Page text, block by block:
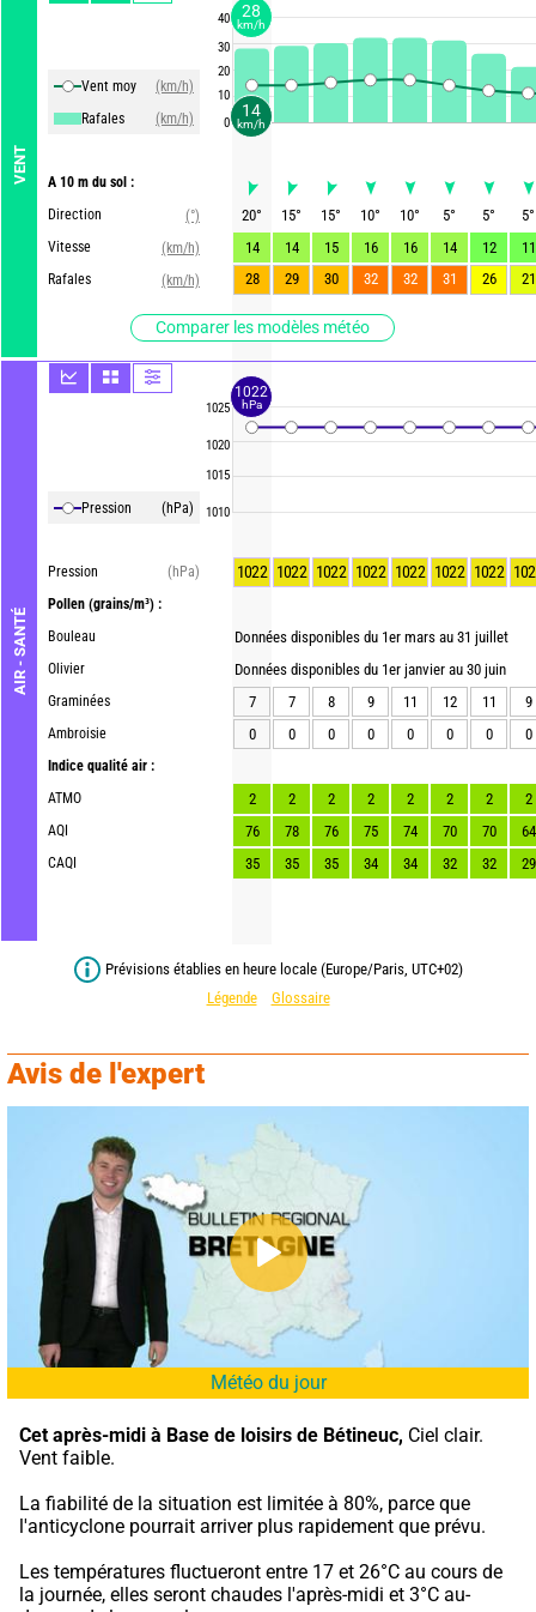
VENT
Vent moy
(km/h)
Rafales
(km/h)
A 10 m du sol :
Direction
(°)
Vitesse
(km/h)
Rafales
(km/h)
Comparer les modèles météo
AIR - SANTÉ
Pression (hPa)
Pression
(hPa)
Pollen (grains/m³) :
Bouleau
Olivier
Graminées
Ambroisie
Indice qualité air :
ATMO
AQI
CAQI
40
30
20
10
0
1025
1020
1015
1010
20° 15° 15° 10° 10° 5° 5° 5°
14
14 15 16 16 14 12
11
28
29 30 32 32 31 26 21
1022 1022 1022 1022 1022 1022 1022
Données disponibles du 1er mars au 31 juillet
Données disponibles du 1er janvier au 30 juin
7
7 8 9 11 12 11
9
0
0 0 0 0 0 0 0
2 2 2 2 2 2 2
2
76
78 76 75 74 70 70
64
35
35 35 34 34 32 32 29
Prévisions établies en heure locale (Europe/Paris, UTC+02)
Légende
Glossaire
Avis de l'expert
Météo du jour
Cet après-midi à Base de loisirs de Bétineuc, Ciel clair.
Vent faible.
La fiabilité de la situation est limitée à 80%, parce que
l'anticyclone pourrait arriver plus rapidement que prévu.
Les températures fluctueront entre 17 et 26°C au cours de
la journée, elles seront chaudes l'après-midi et 3°C au-
14
km/h
28
km/h
1022
hPa